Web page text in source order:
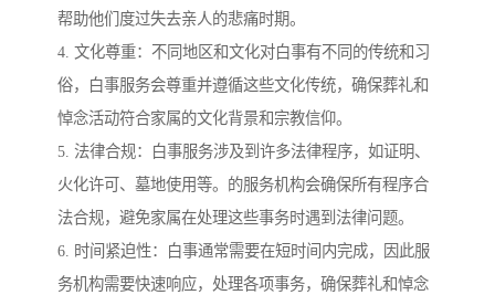
帮助他们度过失去亲人的悲痛时期。
4. 文化尊重：不同地区和文化对白事有不同的传统和习
俗，白事服务会尊重并遵循这些文化传统，确保葬礼和
悼念活动符合家属的文化背景和宗教信仰。
5. 法律合规：白事服务涉及到许多法律程序，如证明、
火化许可、墓地使用等。的服务机构会确保所有程序合
法合规，避免家属在处理这些事务时遇到法律问题。
6. 时间紧迫性：白事通常需要在短时间内完成，因此服
务机构需要快速响应，处理各项事务，确保葬礼和悼念